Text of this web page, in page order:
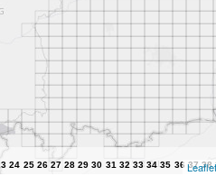
Leaflet